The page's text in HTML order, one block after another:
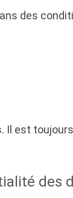
des
Il est
des